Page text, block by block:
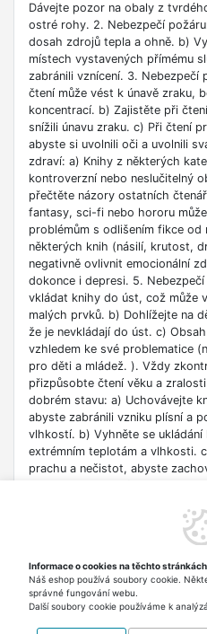
Dávejte pozor na obaly z
ostré rohy. 2. Nebezpečí
dosah zdrojů tepla a ohně. b)
místech vystavených přímému
zabránili vznícení. 3. Nebezpečí
čtení může vést k únavě zraku,
koncentrací. b) Zajistěte při
snížili únavu zraku. c) Při čtení
abyste si uvolnili oči a uvolnili
zdraví: a) Knihy z některých
kontroverzní nebo neslučitelný
přečtěte názory ostatních
fantasy, sci-fi nebo hororu
problémům s odlišením fikce od
některých knih (násilí, krutost,
negativně ovlivnit emocionální
dokonce i depresi. 5.
vkládat knihy do úst, což může
malých prvků. b) Dohlížejte na
že je nevkládají do úst. c)
vzhledem ke své problematice
pro děti a mládež. ). Vždy
přizpůsobte čtení věku a
dobrém stavu: a) Uchovávejte
abyste zabránili vzniku plísní a
vlhkostí. b) Vyhněte se
extrémním teplotám a vlhkosti.
prachu a nečistot, abyste
vzdělávací nebo profesní účely.
vydání, protože znalosti v
zdrojů uvedených v knize buďte
bezpečnosti na síti. 8. Autorská
práva obsahu zpřístupněného v
Informace o cookies na těchto stránkách
Náš eshop používá soubory cookie.
správné fungování webu.
Další soubory cookie používáme k